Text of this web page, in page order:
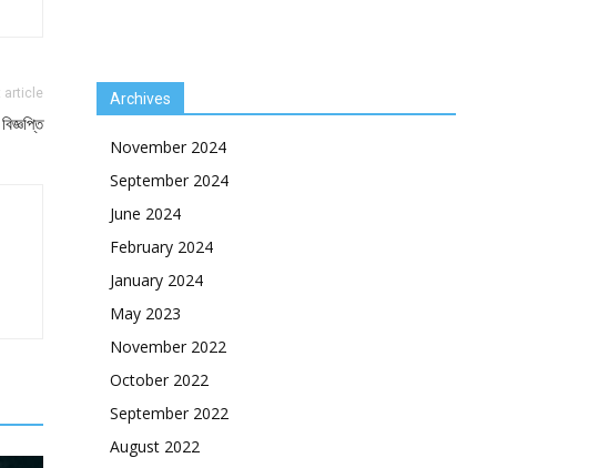
article Archives
November 2024
September 2024
June 2024
February 2024
January 2024
May 2023
November 2022
October 2022
September 2022
August 2022